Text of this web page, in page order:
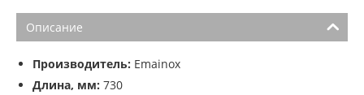
Описание
Производитель: Emainox
Длина, мм: 730